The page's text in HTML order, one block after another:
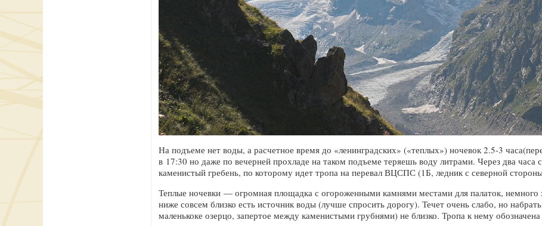
На подъеме нет воды, а расчетное время до «ленинградских» («теплых») ночевок 2.5-3
в 17:30 но даже по вечерней прохладе на таком подъеме теряешь воду литрами. Через два часа
каменистый гребень, по которому идет тропа на перевал ВЦСПС (1Б, ледник с северной
Теплые ночевки — огромная площадка с огороженными камнями местами для палаток, немного
ниже совсем близко есть источник воды (лучше спросить дорогу). Течет очень слабо, но
маленькоке озерцо, запертое между каменистыми грубнями) не близко. Тропа к нему